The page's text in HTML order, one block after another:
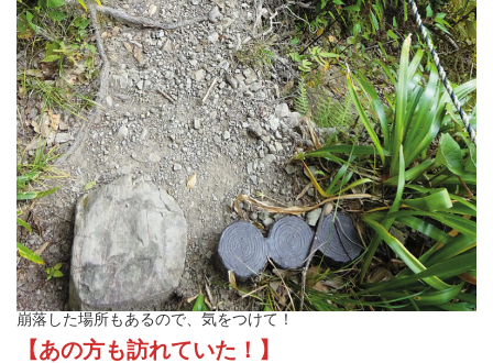
崩落した場所もあるので、気をつけて！
【あの方も訪れていた！】